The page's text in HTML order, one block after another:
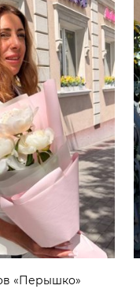
«Перышко»